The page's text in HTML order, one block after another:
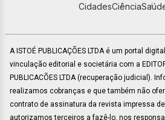
CidadesCiência
A ISTOÉ PUBLICAÇÕES LTDA é um portal
vinculação editorial e societária com a
PUBLICACÕES LTDA (recuperação judicial).
realizamos cobranças e que também não
contrato de assinatura da revista impressa
autorizamos terceiros a fazê-lo, nos